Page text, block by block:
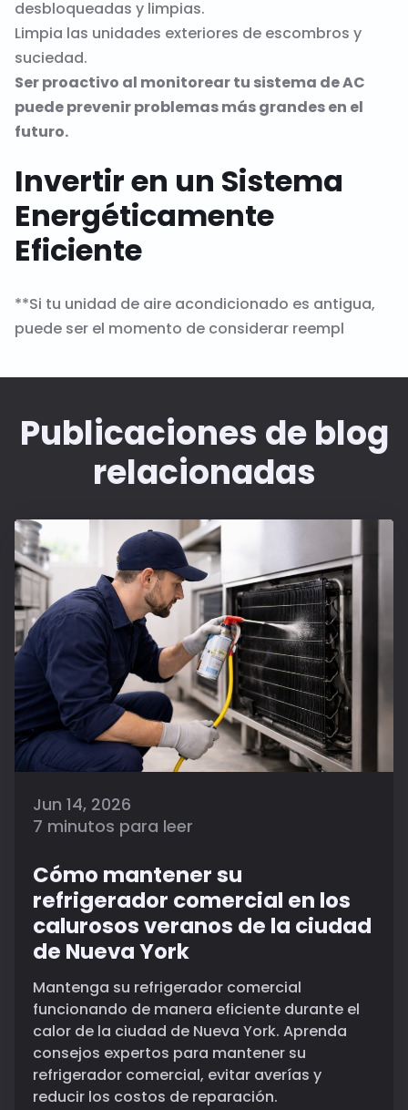
desbloqueadas y limpias.
Limpia las unidades exteriores de escombros y
suciedad.
Ser proactivo al monitorear tu sistema de AC
puede prevenir problemas más grandes en el
futuro.
Invertir en un Sistema
Energéticamente
Eficiente
**Si tu unidad de aire acondicionado es antigua,
puede ser el momento de considerar reempl
Publicaciones de blog
relacionadas
Jun 14, 2026
7 minutos para leer
Cómo mantener su
refrigerador comercial en los
calurosos veranos de la ciudad
de Nueva York
Mantenga su refrigerador comercial
funcionando de manera eficiente durante el
calor de la ciudad de Nueva York. Aprenda
consejos expertos para mantener su
refrigerador comercial, evitar averías y
reducir los costos de reparación.